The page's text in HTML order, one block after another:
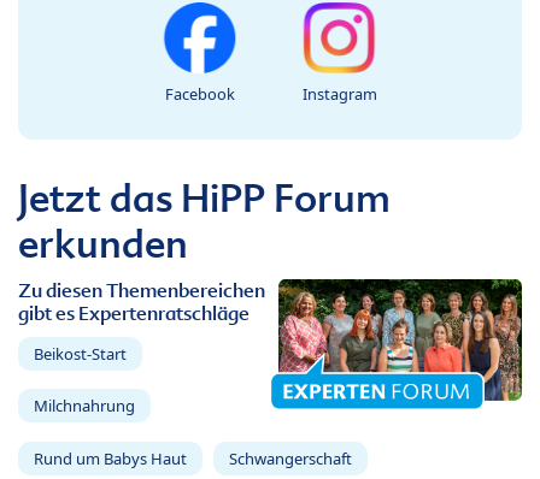
Facebook Instagram
Jetzt das HiPP Forum
erkunden
Zu diesen Themenbereichen
gibt es Expertenratschläge
Beikost-Start
Milchnahrung
Rund um Babys Haut Schwangerschaft